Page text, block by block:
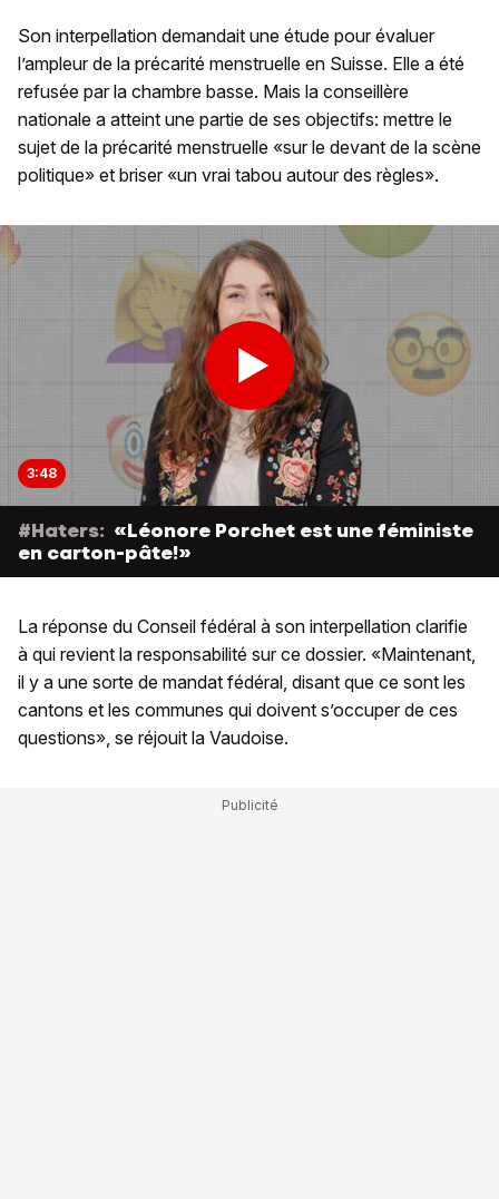
Son interpellation demandait une étude pour évaluer
l’ampleur de la précarité menstruelle en Suisse. Elle a été
refusée par la chambre basse. Mais la conseillère
nationale a atteint une partie de ses objectifs: mettre le
sujet de la précarité menstruelle «sur le devant de la scène
politique» et briser «un vrai tabou autour des règles».
3:48
#Haters: «Léonore Porchet est une féministe
en carton-pâte!»
La réponse du Conseil fédéral à son interpellation clarifie
à qui revient la responsabilité sur ce dossier. «Maintenant,
il y a une sorte de mandat fédéral, disant que ce sont les
cantons et les communes qui doivent s’occuper de ces
questions», se réjouit la Vaudoise.